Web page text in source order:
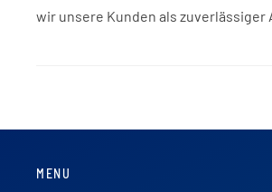
wir unsere Kunden als
MENU